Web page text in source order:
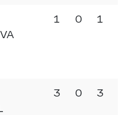
1 0 1
3 0 3